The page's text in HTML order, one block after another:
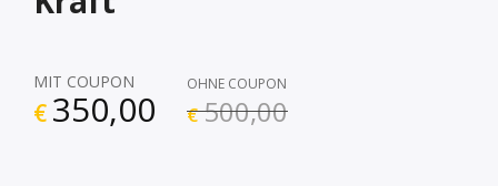
MIT COUPON
€ 350,00
OHNE COUPON
€ 500,00